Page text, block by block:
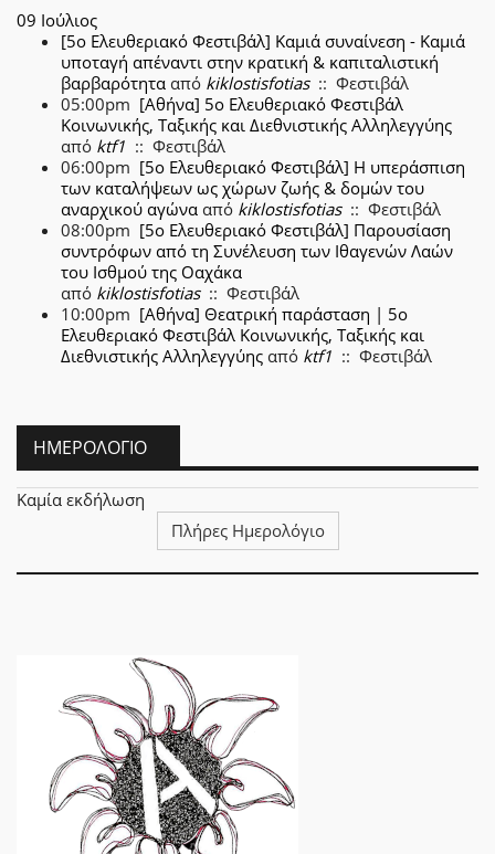
09 Ιούλιος
[5o Ελευθεριακό Φεστιβάλ] Καμιά συναίνεση - Καμιά
υποταγή απέναντι στην κρατική & καπιταλιστική
βαρβαρότητα από kiklostisfotias:: Φεστιβάλ
05:00pm [Αθήνα] 5ο Ελευθεριακό Φεστιβάλ
Κοινωνικής, Ταξικής και Διεθνιστικής Αλληλεγγύης
από ktf1 :: Φεστιβάλ
06:00pm [5ο Ελευθεριακό Φεστιβάλ] Η υπεράσπιση
των καταλήψεων ως χώρων ζωής & δομών του
αναρχικού αγώνα από kiklostisfotias:: Φεστιβάλ
08:00pm [5ο Ελευθεριακό Φεστιβάλ] Παρουσίαση
συντρόφων από τη Συνέλευση των Ιθαγενών Λαών
του Ισθμού της Οαχάκα
από kiklostisfotias:: Φεστιβάλ
10:00pm [Αθήνα] Θεατρική παράσταση | 5ο
Ελευθεριακό Φεστιβάλ Κοινωνικής, Ταξικής και
Διεθνιστικής Αλληλεγγύης από ktf1 :: Φεστιβάλ
ΗΜΕΡΟΛΌΓΙΟ
Καμία εκδήλωση
Πλήρες Ημερολόγιο